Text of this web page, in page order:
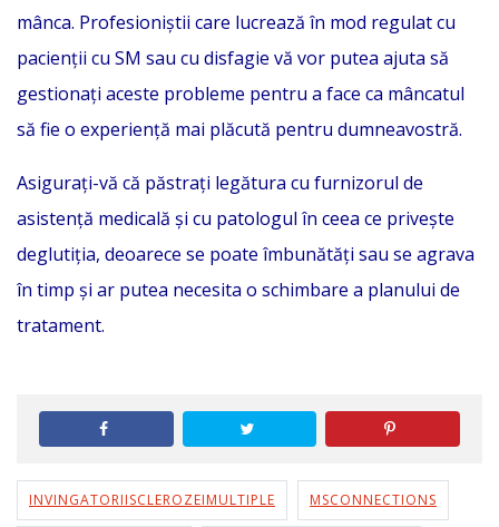
mânca. Profesioniștii care lucrează în mod regulat cu
pacienții cu SM sau cu disfagie vă vor putea ajuta să
gestionați aceste probleme pentru a face ca mâncatul
să fie o experiență mai plăcută pentru dumneavostră.
Asigurați-vă că păstrați legătura cu furnizorul de
asistență medicală și cu patologul în ceea ce privește
deglutiția, deoarece se poate îmbunătăți sau se agrava
în timp și ar putea necesita o schimbare a planului de
tratament.
INVINGATORIISCLEROZEIMULTIPLE MSCONNECTIONS